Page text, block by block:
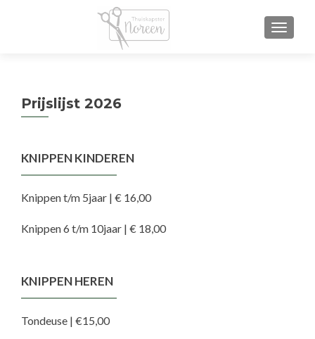
Prijslijst 2026
KNIPPEN KINDEREN
Knippen t/m 5jaar | € 16,00
Knippen 6 t/m 10jaar | € 18,00
KNIPPEN HEREN
Tondeuse | €15,00